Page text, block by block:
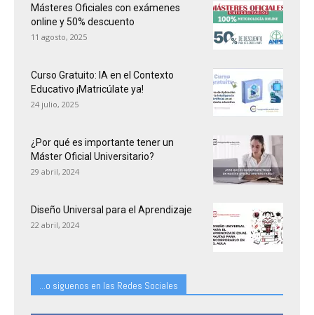
Másteres Oficiales con exámenes
online y 50% descuento
11 agosto, 2025
Curso Gratuito: IA en el Contexto
Educativo ¡Matricúlate ya!
24 julio, 2025
¿Por qué es importante tener un
Máster Oficial Universitario?
29 abril, 2024
Diseño Universal para el Aprendizaje
22 abril, 2024
...o siguenos en las Redes Sociales